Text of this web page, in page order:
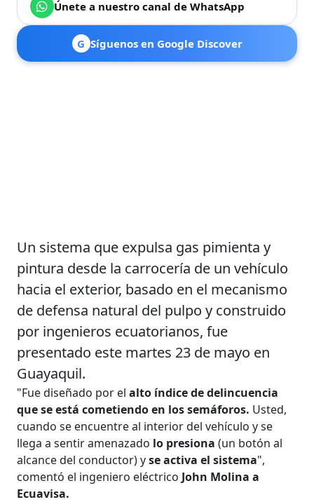
Únete a nuestro canal de WhatsApp
G Síguenos en Google Discover
Un sistema que expulsa gas pimienta y
pintura desde la carrocería de un vehículo
hacia el exterior, basado en el mecanismo
de defensa natural del pulpo y construido
por ingenieros ecuatorianos, fue
presentado este martes 23 de mayo en
Guayaquil.
"Fue diseñado por elalto índice de delincuencia
que se está cometiendo en los semáforos. Usted,
cuando se encuentre al interior del vehículo y se
llega a sentir amenazado lo presiona (un botón al
alcance del conductor) yse activa el sistema",
comentó el ingeniero eléctrico John Molina a
Ecuavisa.